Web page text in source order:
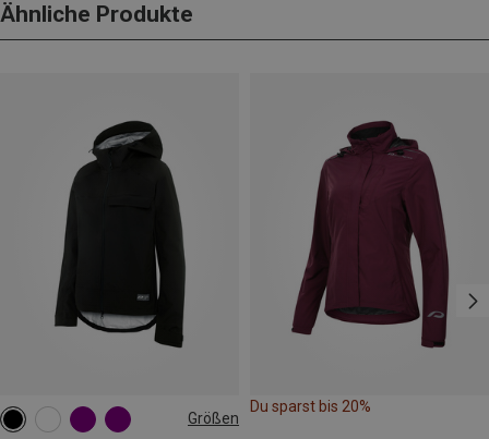
Ähnliche Produkte
Größen
S M L XL XXL
Du sparst bis 20%